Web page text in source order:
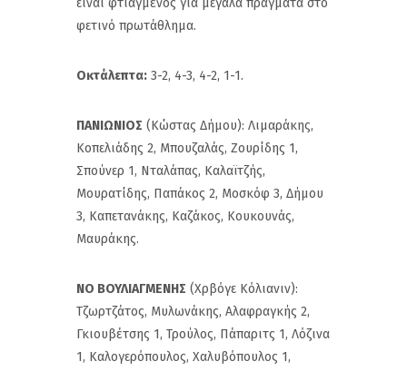
είναι φτιαγμένος για μεγάλα πράγματα στο
φετινό πρωτάθλημα.
Οκτάλεπτα: 3-2, 4-3, 4-2, 1-1.
ΠΑΝΙΩΝΙΟΣ (Κώστας Δήμου): Λιμαράκης,
Κοπελιάδης 2, Μπουζαλάς, Ζουρίδης 1,
Σπούνερ 1, Νταλάπας, Καλαϊτζής,
Μουρατίδης, Παπάκος 2, Μοσκόφ 3, Δήμου
3, Καπετανάκης, Καζάκος, Κουκουνάς,
Μαυράκης.
ΝΟ ΒΟΥΛΙΑΓΜΕΝΗΣ (Χρβόγε Κόλιανιν):
Τζωρτζάτος, Μυλωνάκης, Αλαφραγκής 2,
Γκιουβέτσης 1, Τρούλος, Πάπαριτς 1, Λόζινα
1, Καλογερόπουλος, Χαλυβόπουλος 1,